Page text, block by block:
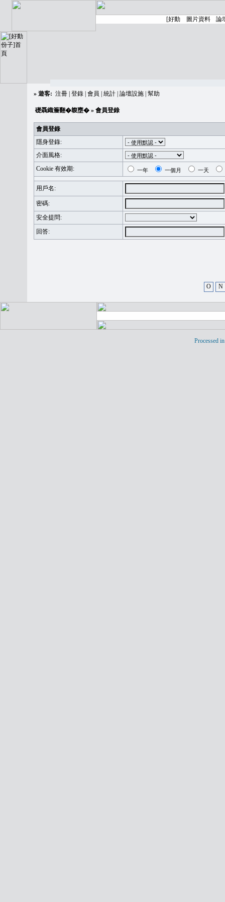
» 遊客: 注冊 登錄 會員 統計 論壇設施 幫助
礎聶織簷翻�䪖壅� » 會員登錄
會員登錄
隱身登錄:
介面風格:
Cookie 有效期:
一年 一個月 一天
用戶名:
密碼:
安全提問:
回答:
O N
Processed